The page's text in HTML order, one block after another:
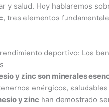
y salud. Hoy hablaremos
, tres elementos
deportivo: Los
y zinc son minerales
enérgicos,
y zinc han demostrado